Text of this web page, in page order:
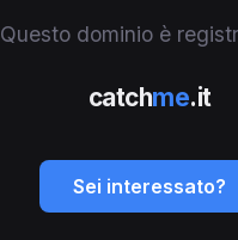
Questo dominio è
catchme.it
Sei interessato?